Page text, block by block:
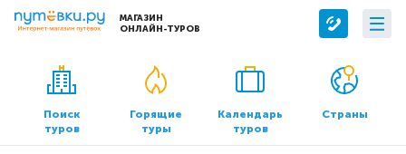
МАГАЗИН
ОНЛАЙН-ТУРОВ
Сервисы
Бронирование отелей
Трансфер
О компании
О нас
Контакты
Поиск
туров
Горящие
туры
Календарь
туров
Страны